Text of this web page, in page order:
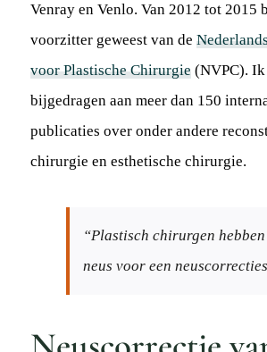
Venray en Venlo. Van 2012 tot 2015
voorzitter geweest van de
voor Plastische Chirurgie(NVPC). Ik
bijgedragen aan meer dan 150
publicaties over onder andere
chirurgie en esthetische chirurgie.
“Plastisch chirurgen hebben
neus voor een